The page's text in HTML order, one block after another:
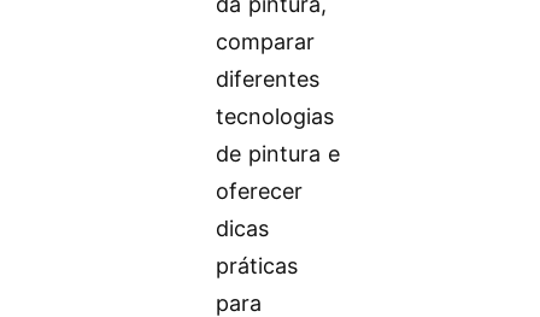
comparar
diferentes
tecnologias
de pintura e
oferecer
dicas
práticas
para